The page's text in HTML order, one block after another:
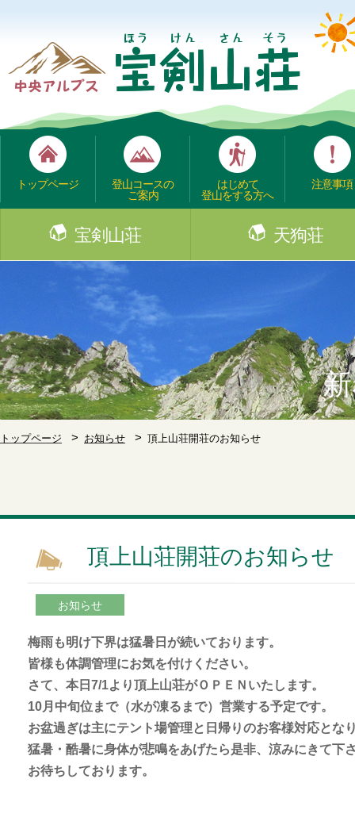
トップページ
登山コースの
ご案内
はじめて
登山をする方へ
注意事項
宝剣山荘 天狗荘
トップページ お知らせ 頂上山荘開荘のお知らせ
頂上山荘開荘のお知らせ
お知らせ
梅雨も明け下界は猛暑日が続いております。
皆様も体調管理にお気を付けください。
さて、本日7/1より頂上山荘がＯＰＥＮいたします。
10月中旬位まで（水が凍るまで）営業する予定です。
お盆過ぎは主にテント場管理と日帰りのお客様対応とな
猛暑・酷暑に身体が悲鳴をあげたら是非、涼みにきて下
お待ちしております。